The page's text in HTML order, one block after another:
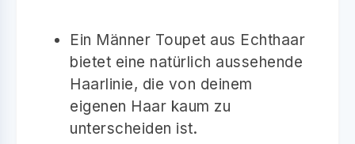
Ein Männer Toupet aus Echthaar
bietet eine natürlich aussehende
Haarlinie, die von deinem
eigenen Haar kaum zu
unterscheiden ist.